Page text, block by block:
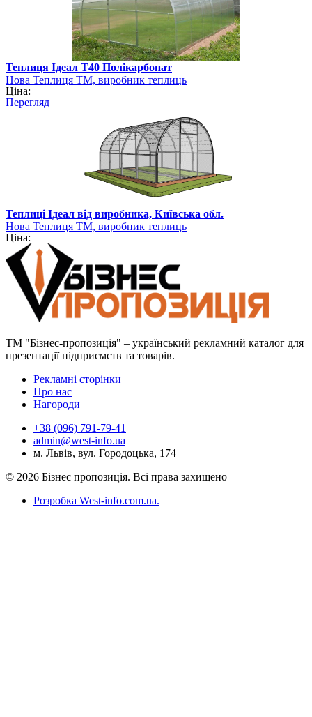
Теплиця Ідеал Т40 Полікарбонат
Нова Теплиця ТМ, виробник теплиць
Ціна:
Перегляд
Теплиці Ідеал від виробника, Київська обл.
Нова Теплиця ТМ, виробник теплиць
Ціна:
ТМ "Бізнес-пропозиція" – український рекламний каталог для
презентації підприємств та товарів.
Рекламні сторінки
Про нас
Нагороди
+38 (096) 791-79-41
admin@west-info.ua
м. Львів, вул. Городоцька, 174
© 2026 Бізнес пропозиція. Всі права захищено
Розробка West-info.com.ua.